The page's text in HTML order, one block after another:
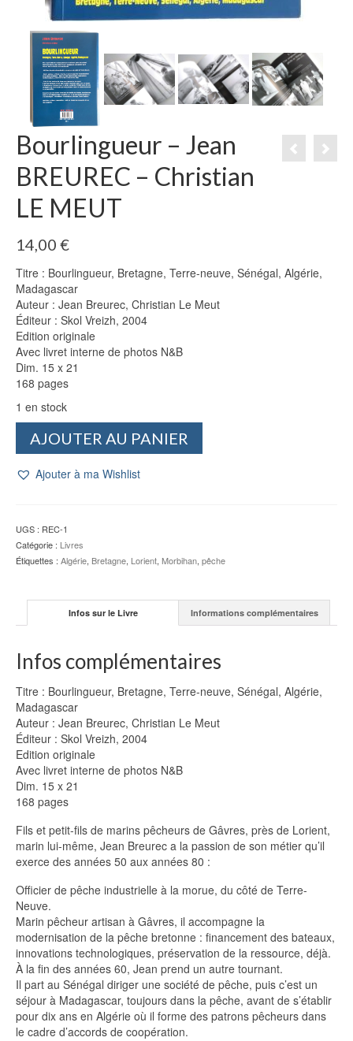
Bourlingueur – Jean
BREUREC – Christian
LE MEUT
14,00 €
Titre : Bourlingueur, Bretagne, Terre-neuve, Sénégal, Algérie,
Madagascar
Auteur : Jean Breurec, Christian Le Meut
Éditeur : Skol Vreizh, 2004
Edition originale
Avec livret interne de photos N&B
Dim. 15 x 21
168 pages
1 en stock
quantité
-
-
Christian
LE
AJOUTER AU PANIER
Ajouter à ma Wishlist
UGS : REC-1
Catégorie : Livres
Étiquettes : Algérie, Bretagne, Lorient, Morbihan, pêche
Infos sur le Livre Informations complémentaires
Infos complémentaires
Titre : Bourlingueur, Bretagne, Terre-neuve, Sénégal, Algérie,
Madagascar
Auteur : Jean Breurec, Christian Le Meut
Éditeur : Skol Vreizh, 2004
Edition originale
Avec livret interne de photos N&B
Dim. 15 x 21
168 pages
Fils et petit-fils de marins pêcheurs de Gâvres, près de Lorient,
marin lui-même, Jean Breurec a la passion de son métier qu’il
exerce des années 50 aux années 80 :
Officier de pêche industrielle à la morue, du côté de Terre-
Neuve.
Marin pêcheur artisan à Gâvres, il accompagne la
modernisation de la pêche bretonne : financement des bateaux,
innovations technologiques, préservation de la ressource, déjà.
À la fin des années 60, Jean prend un autre tournant.
Il part au Sénégal diriger une société de pêche, puis c’est un
séjour à Madagascar, toujours dans la pêche, avant de s’établir
pour dix ans en Algérie où il forme des patrons pêcheurs dans
le cadre d’accords de coopération.